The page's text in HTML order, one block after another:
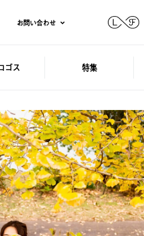
お問い合わせ
ゴス 特集